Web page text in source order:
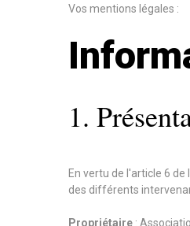
Vos mentions légales :
1.
En vertu de l'article 6
des différents
Propriétaire :